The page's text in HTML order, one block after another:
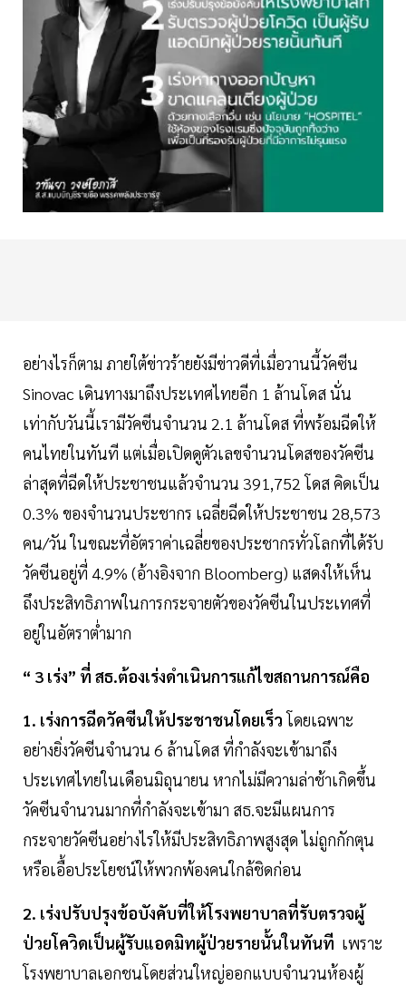
อย่างไรก็ตาม ภายใต้ข่าวร้ายยังมีข่าวดีที่เมื่อวานนี้วัคซีน
Sinovac เดินทางมาถึงประเทศไทยอีก 1 ล้านโดส นั่น
เท่ากับวันนี้เรามีวัคซีนจำนวน 2.1 ล้านโดส ที่พร้อมฉีดให้
คนไทยในทันที แต่เมื่อเปิดดูตัวเลขจำนวนโดสของวัคซีน
ล่าสุดที่ฉีดให้ประชาชนแล้วจำนวน 391,752 โดส คิดเป็น
0.3% ของจำนวนประชากร เฉลี่ยฉีดให้ประชาชน 28,573
คน/วัน ในขณะที่อัตราค่าเฉลี่ยของประชากรทั่วโลกที่ได้รับ
วัคซีนอยู่ที่ 4.9% (อ้างอิงจาก Bloomberg) แสดงให้เห็น
ถึงประสิทธิภาพในการกระจายตัวของวัคซีนในประเทศที่
อยู่ในอัตราต่ำมาก
“ 3 เร่ง” ที่ สธ.ต้องเร่งดำเนินการแก้ไขสถานการณ์คือ
1. เร่งการฉีดวัคซีนให้ประชาชนโดยเร็วโดยเฉพาะ
อย่างยิ่งวัคซีนจำนวน 6 ล้านโดส ที่กำลังจะเข้ามาถึง
ประเทศไทยในเดือนมิถุนายน หากไม่มีความล่าช้าเกิดขึ้น
วัคซีนจำนวนมากที่กำลังจะเข้ามา สธ.จะมีแผนการ
กระจายวัคซีนอย่างไรให้มีประสิทธิภาพสูงสุด ไม่ถูกกักตุน
หรือเอื้อประโยชน์ให้พวกพ้องคนใกล้ชิดก่อน
2. เร่งปรับปรุงข้อบังคับที่ให้โรงพยาบาลที่รับตรวจผู้
ป่วยโควิดเป็นผู้รับแอดมิทผู้ป่วยรายนั้นในทันที เพราะ
โรงพยาบาลเอกชนโดยส่วนใหญ่ออกแบบจำนวนห้องผู้